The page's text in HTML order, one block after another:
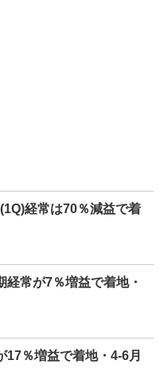
経常は70％減益で着
経常が7％増益で着地・
17％増益で着地・4-6月